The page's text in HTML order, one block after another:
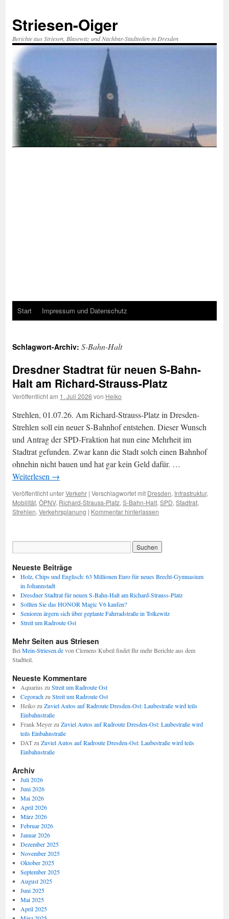
springen
Striesen-Oiger
Berichte aus Striesen, Blasewitz und Nachbar-Stadtteilen in Dresden
Start Impressum und Datenschutz
Schlagwort-Archiv: S-Bahn-Halt
Dresdner Stadtrat für neuen S-Bahn-
Halt am Richard-Strauss-Platz
Veröffentlicht am 1. Juli 2026 von Heiko
Strehlen, 01.07.26. Am Richard-Strauss-Platz in Dresden-
Strehlen soll ein neuer S-Bahnhof entstehen. Dieser Wunsch
und Antrag der SPD-Fraktion hat nun eine Mehrheit im
Stadtrat gefunden. Zwar kann die Stadt solch einen Bahnhof
ohnehin nicht bauen und hat gar kein Geld dafür. …
Weiterlesen →
Veröffentlicht unterVerkehr | Verschlagwortet mit Dresden, Infrastruktur,
Mobilität, ÖPNV, Richard-Strauss-Platz, S-Bahn-Halt, SPD, Stadtrat,
Strehlen, Verkehrsplanung | Kommentar hinterlassen
Neueste Beiträge
Holz, Chips und Englisch: 63 Millionen Euro für neues Brecht-Gymnasium
in Johannstadt
Dresdner Stadtrat für neuen S-Bahn-Halt am Richard-Strauss-Platz
Sollten Sie das HONOR Magic V6 kaufen?
Senioren ärgern sich über geplante Fahrradstraße in Tolkewitz
Streit um Radroute Ost
Mehr Seiten aus Striesen
Bei Mein-Striesen.devon Clemens Kubeil findet Ihr mehr Berichte aus dem
Stadtteil.
Neueste Kommentare
Aquarius zu Streit um Radroute Ost
Cegorachzu Streit um Radroute Ost
Heikozu Zuviel Autos auf Radroute Dresden-Ost: Laubestraße wird teils
Einbahnstraße
Frank Meyerzu Zuviel Autos auf Radroute Dresden-Ost: Laubestraße wird
teils Einbahnstraße
DATzu Zuviel Autos auf Radroute Dresden-Ost: Laubestraße wird teils
Einbahnstraße
Archiv
Juli 2026
Juni 2026
Mai 2026
April 2026
März 2026
Februar 2026
Januar 2026
Dezember 2025
November 2025
Oktober 2025
September 2025
August 2025
Juni 2025
Mai 2025
April 2025